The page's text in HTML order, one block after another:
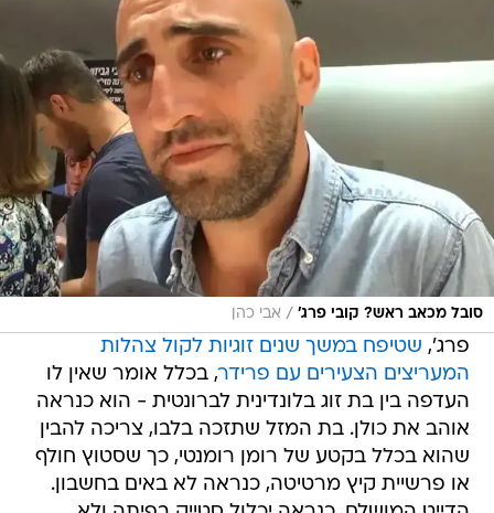
סובל מכאב ראש? קובי פרג' / אבי כהן
פרג', שטיפח במשך שנים זוגיות לקול צהלות
המעריצים הצעירים עם פרידר, בכלל אומר שאין לו
העדפה בין בת זוג בלונדינית לברונטית - הוא כנראה
אוהב את כולן. בת המזל שתזכה בלבו, צריכה להבין
שהוא בכלל בקטע של רומן רומנטי, כך שסטוץ חולף
או פרשיית קיץ מרטיטה, כנראה לא באים בחשבון.